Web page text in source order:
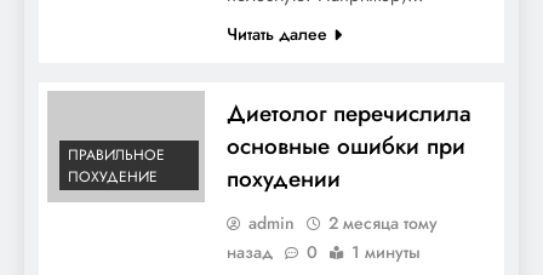
Читать далее
ПРАВИЛЬНОЕ
ПОХУДЕНИЕ
Диетолог перечислила
основные ошибки при
похудении
admin
2 месяца тому
назад
0 1 минуты